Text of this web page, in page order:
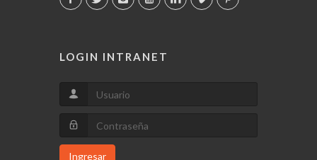
LOGIN INTRANET
Ingresar